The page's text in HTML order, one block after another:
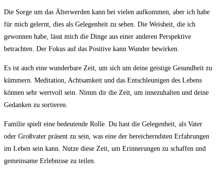
Die Sorge um‌ das Älterwerden ‌kann‌ bei ⁤vielen aufkommen, aber ich habe
für mich gelernt, ​dies als Gelegenheit zu sehen. Die Weisheit, die ich
gewonnen habe, lässt mich die Dinge aus einer anderen Perspektive
betrachten. Der Fokus‌ auf das ⁢Positive‌ kann Wunder bewirken.
Es ist auch ⁤eine wunderbare Zeit, um sich um deine geistige Gesundheit zu
kümmern. Meditation, Achtsamkeit und das ⁤Entschleunigen des Lebens​
können sehr wertvoll sein. Nimm dir die Zeit, ‍um innezuhalten und deine
Gedanken zu sortieren.
Familie spielt eine bedeutende​ Rolle. Du hast die Gelegenheit, als Vater
oder Großvater präsent zu sein, was eine der bereicherndsten Erfahrungen
im Leben sein kann. Nutze diese Zeit, um Erinnerungen zu schaffen und
gemeinsame Erlebnisse zu teilen.